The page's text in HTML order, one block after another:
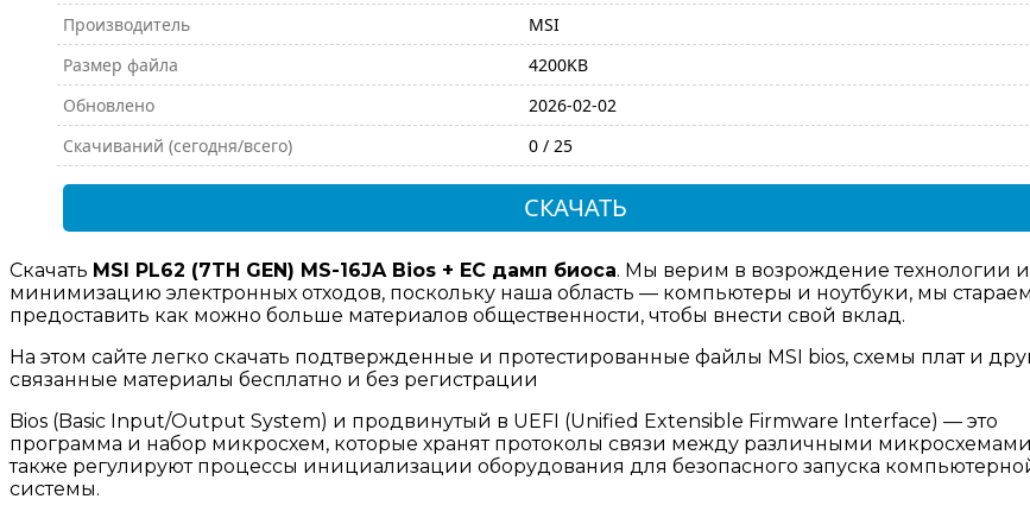
Производитель
MSI
Размер файла
4200KB
Обновлено
2026-02-02
Скачиваний (сегодня/всего)
0 / 25
СКАЧАТЬ
Скачать MSI PL62 (7TH GEN) MS-16JA Bios + EC дамп биоса. Мы верим в возрождение технологии и
минимизацию электронных отходов, поскольку наша область — компьютеры и ноутбуки, мы
предоставить как можно больше материалов общественности, чтобы внести свой вклад.
На этом сайте легко скачать подтвержденные и протестированные файлы MSI bios, схемы плат и
связанные материалы бесплатно и без регистрации
Bios (Basic Input/Output System) и продвинутый в UEFI (Unified Extensible Firmware Interface) — это
программа и набор микросхем, которые хранят протоколы связи между различными
также регулируют процессы инициализации оборудования для безопасного запуска
системы.